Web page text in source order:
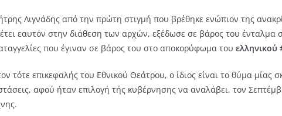
Λιγνάδης από την πρώτη στιγμή που βρέθηκε ενώπιον της
εαυτόν στην διάθεση των αρχών, εξέδωσε σε βάρος του
που έγιναν σε βάρος του στο αποκορύφωμα του ελληνικού
τότε επικεφαλής του Εθνικού Θεάτρου, ο ίδιος είναι το θύμα
αφού ήταν επιλογή τής κυβέρνησης να αναλάβει, τον